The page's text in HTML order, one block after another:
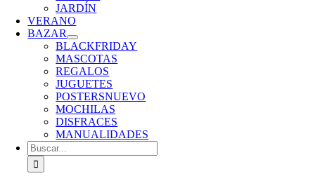
JARDÍN
VERANO
BAZAR
BLACKFRIDAY
MASCOTAS
REGALOS
JUGUETES
POSTERSNUEVO
MOCHILAS
DISFRACES
MANUALIDADES
Buscar: